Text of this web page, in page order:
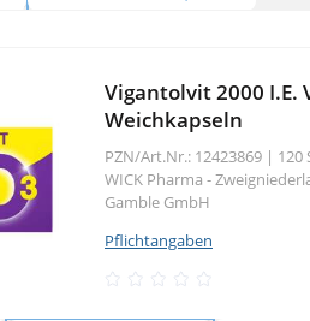
Vigantolvit 2000 I.E.
Weichkapseln
PZN/Art.Nr.: 12423869 | 120
WICK Pharma -
Gamble GmbH
Pflichtangaben